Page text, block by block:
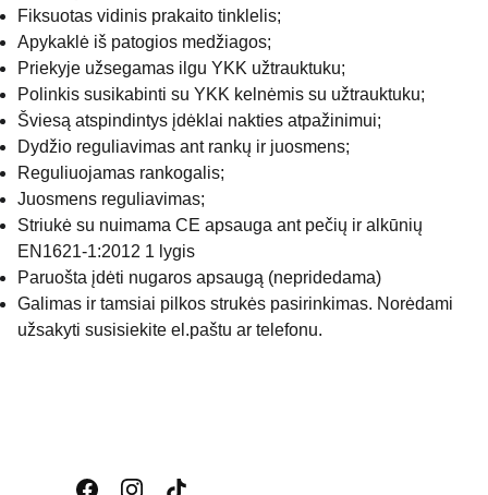
Fiksuotas vidinis prakaito tinklelis;
Apykaklė iš patogios medžiagos;
Priekyje užsegamas ilgu YKK užtrauktuku;
Polinkis susikabinti su YKK kelnėmis su užtrauktuku;
Šviesą atspindintys įdėklai nakties atpažinimui;
Dydžio reguliavimas ant rankų ir juosmens;
Reguliuojamas rankogalis;
Juosmens reguliavimas;
Striukė su nuimama CE apsauga ant pečių ir alkūnių
EN1621-1:2012 1 lygis
Paruošta įdėti nugaros apsaugą (nepridedama)
Galimas ir tamsiai pilkos strukės pasirinkimas. Norėdami
užsakyti susisiekite el.paštu ar telefonu.